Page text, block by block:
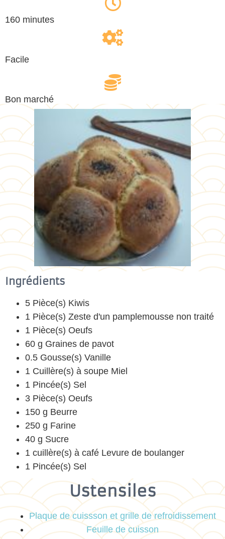
160 minutes
Facile
Bon marché
Ingrédients
5 Pièce(s) Kiwis
1 Pièce(s) Zeste d'un pamplemousse non traité
1 Pièce(s) Oeufs
60 g Graines de pavot
0.5 Gousse(s) Vanille
1 Cuillère(s) à soupe Miel
1 Pincée(s) Sel
3 Pièce(s) Oeufs
150 g Beurre
250 g Farine
40 g Sucre
1 cuillère(s) à café Levure de boulanger
1 Pincée(s) Sel
Ustensiles
Plaque de cuissson et grille de refroidissement
Feuille de cuisson